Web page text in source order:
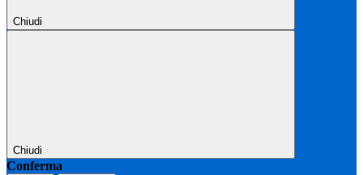
Chiudi
Chiudi
Conferma